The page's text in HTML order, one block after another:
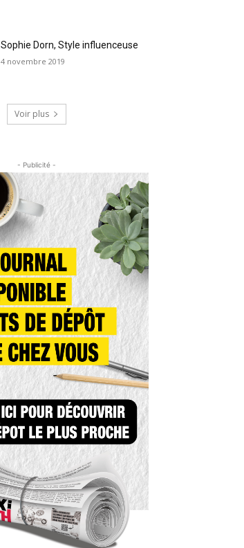
Sophie Dorn, Style influenceuse
4 novembre 2019
Voir plus
- Publicité -